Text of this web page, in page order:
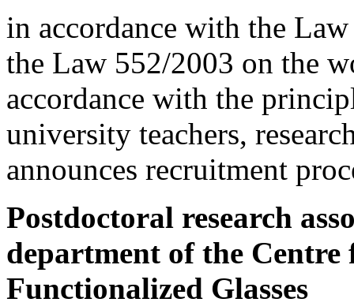
in accordance with the
the Law 552/2003 on the
accordance with the
university teachers,
announces recruitment
Postdoctoral research
department of the
Functionalized Glasses